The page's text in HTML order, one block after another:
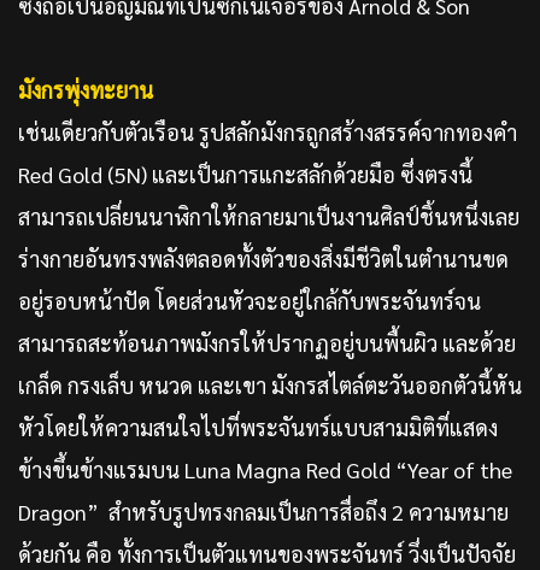
ซึ่งถือเป็นอัญมณีที่เป็นซิกเนเจอร์ของ Arnold & Son
มังกรพุ่งทะยาน
เช่นเดียวกับตัวเรือน รูปสลักมังกรถูกสร้างสรรค์จากทองคำ
Red Gold (5N) และเป็นการแกะสลักด้วยมือ ซึ่งตรงนี้
สามารถเปลี่ยนนาฬิกาให้กลายมาเป็นงานศิลป์ชิ้นหนึ่งเลย
ร่างกายอันทรงพลังตลอดทั้งตัวของสิ่งมีชีวิตในตำนานขด
อยู่รอบหน้าปัด โดยส่วนหัวจะอยู่ใกล้กับพระจันทร์จน
สามารถสะท้อนภาพมังกรให้ปรากฏอยู่บนพื้นผิว และด้วย
เกล็ด กรงเล็บ หนวด และเขา มังกรสไตล์ตะวันออกตัวนี้หัน
หัวโดยให้ความสนใจไปที่พระจันทร์แบบสามมิติที่แสดง
ข้างขึ้นข้างแรมบน Luna Magna Red Gold “Year of the
Dragon” สำหรับรูปทรงกลมเป็นการสื่อถึง 2 ความหมาย
ด้วยกัน คือ ทั้งการเป็นตัวแทนของพระจันทร์ วึ่งเป็นปัจจัย